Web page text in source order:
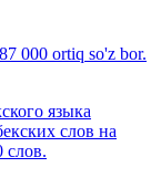
000 ortiq so'z bor.
языка
слов на
слов.